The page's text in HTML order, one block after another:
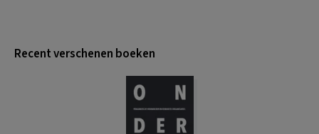
Recent verschenen boeken